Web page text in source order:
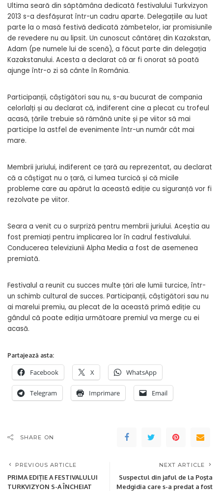
Ultima seară din săptămâna dedicată festivalului Turkvizyon
2013 s-a desfășurat într-un cadru aparte. Delegațiile au luat
parte la o masă festivă dedicată zămbetelor, iar promisiunile
de revedere nu au lipsit. Un cunoscut cântăreț din Kazakstan,
Adam (pe numele lui de scenă), a făcut parte din delegația
Kazakstanului. Acesta a declarat că ar fi onorat să poată
ajunge într-o zi să cânte în România.
Participanții, câștigători sau nu, s-au bucurat de compania
celorlalți și au declarat că, indiferent cine a plecat cu trofeul
acasă, țările trebuie să rămână unite și pe viitor să mai
participe la astfel de evenimente într-un numâr cât mai
mare.
Membrii juriului, indiferent ce țară au reprezentat, au declarat
că a câștigat nu o țară, ci lumea turcică și că micile
probleme care au apărut la această ediție cu siguranță vor fi
rezolvate pe viitor.
Seara a venit cu o surpriză pentru membrii juriului. Aceștia au
fost premiați pentru implicarea lor în cadrul festivalului.
Conducerea televiziunii Alpha Media a fost de asemenea
premiată.
Festivalul a reunit cu succes multe țări ale lumii turcice, într-
un schimb cultural de succes. Participanții, câștigători sau nu
ai marelui premiu, au plecat de la această primă ediție cu
gândul că poate ediția următoare premiul va merge cu ei
acasă.
Partajează asta:
Facebook X WhatsApp
Telegram Imprimare Email
SHARE ON
PREVIOUS ARTICLE
PRIMA EDIȚIE A FESTIVALULUI
TURKVIZYON S-A ÎNCHEIAT
NEXT ARTICLE
Suspectul din jaful de la Poşta
Medgidia care s-a predat a fost